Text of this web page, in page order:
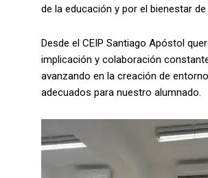
de la educación y por el bienestar
Desde el CEIP Santiago Apóstol
implicación y colaboración
avanzando en la creación de
adecuados para nuestro alumnado.